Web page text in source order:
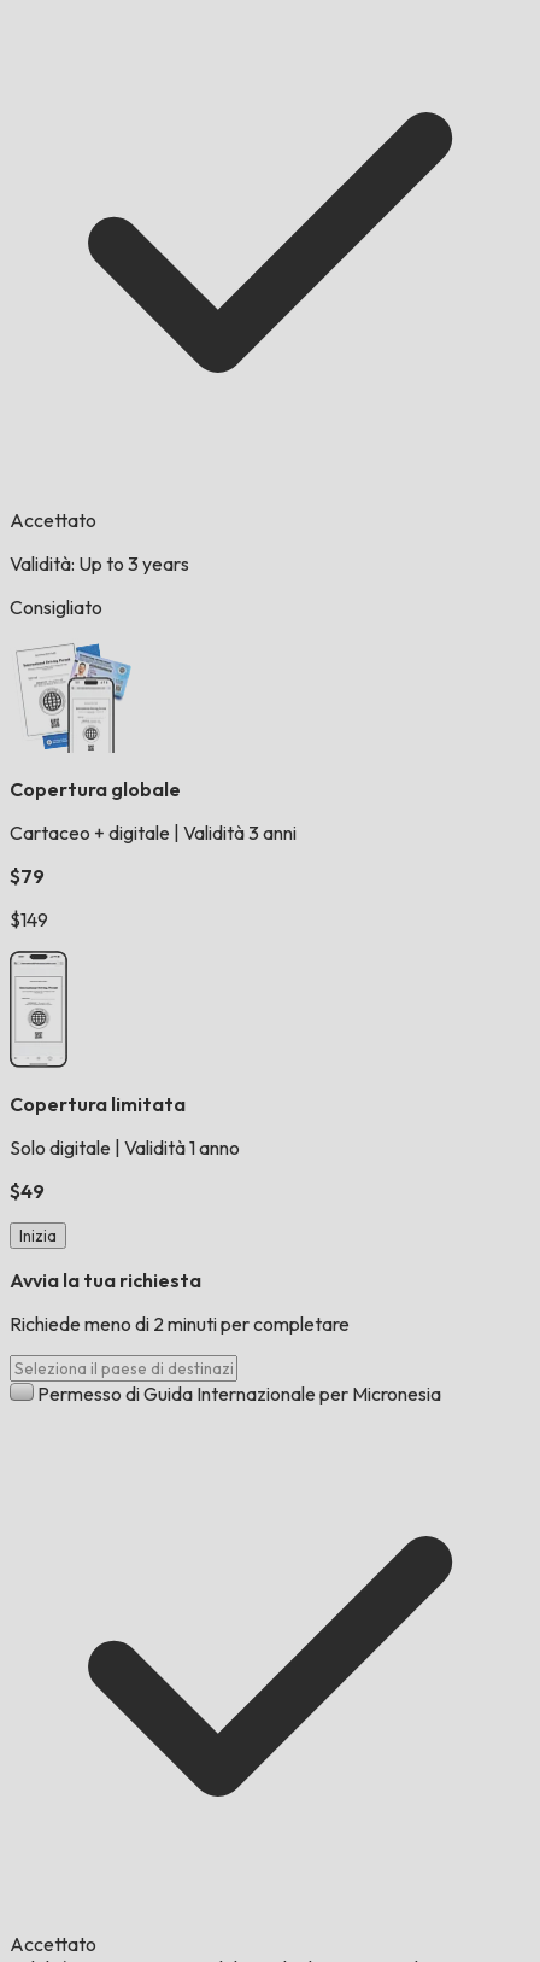
Accettato
Validità: Up to 3 years
Consigliato
Copertura globale
Cartaceo + digitale Validità 3 anni
$79
$149
Copertura limitata
Solo digitale Validità 1 anno
$49
Inizia
Avvia la tua richiesta
Richiede meno di 2 minuti per completare
Permesso di Guida Internazionale per Micronesia
Accettato